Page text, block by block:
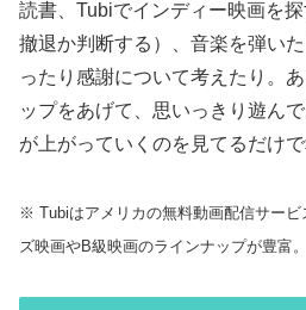
読書、Tubiでインディー映画を
撤退か判断する）、音楽を弾い
ったり感謝について考えたり。
ップをあげて、思いっきり遊ん
が上がっていくのを見てるだけで
※ Tubiはアメリカの無料動画配信サー
ズ映画やB級映画のラインナップが豊富。